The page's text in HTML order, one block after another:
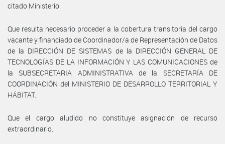
citado Ministerio.
Que resulta necesario proceder a la cobertura transitoria del cargo
vacante y financiado de Coordinador/a de Representación de Datos
de la DIRECCIÓN DE SISTEMAS de la DIRECCIÓN GENERAL DE
TECNOLOGÍAS DE LA INFORMACIÓN Y LAS COMUNICACIONES de
la SUBSECRETARIA ADMINISTRATIVA de la SECRETARÍA DE
COORDINACIÓN del MINISTERIO DE DESARROLLO TERRITORIAL Y
HÁBITAT.
Que el cargo aludido no constituye asignación de recurso
extraordinario.